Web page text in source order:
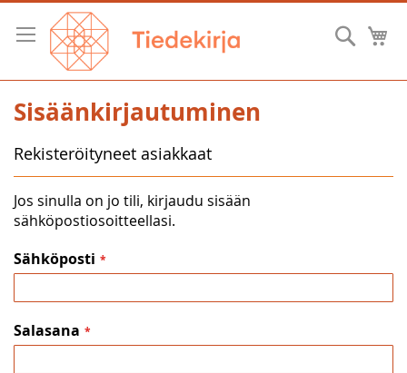
Skip
Content
Hae
Sisäänkirjautuminen
Rekisteröityneet asiakkaat
Jos sinulla on jo tili, kirjaudu sisään
sähköpostiosoitteellasi.
Sähköposti
Salasana